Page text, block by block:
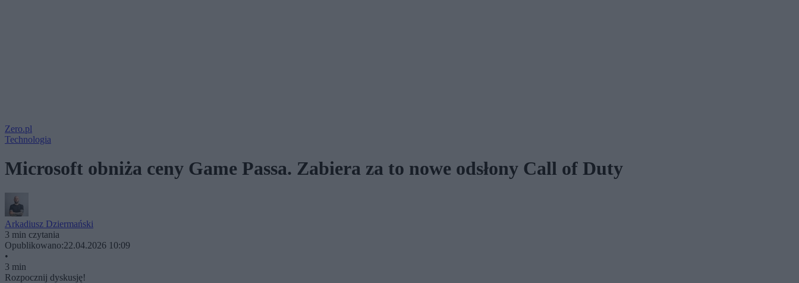
Zero.pl
Technologia
Microsoft obniża ceny Game Passa. Zabiera za to nowe odsłony Call of Duty
Arkadiusz Dziermański
3 min czytania
Opublikowano:22.04.2026 10:09
•
3 min
Rozpocznij dyskusję!